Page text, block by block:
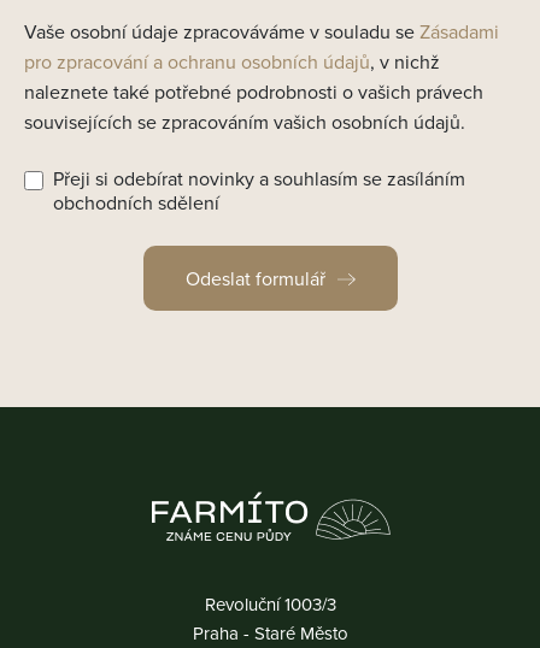
Vaše osobní údaje zpracováváme v souladu seZásadami
pro zpracování a ochranu osobních údajů, v nichž
naleznete také potřebné podrobnosti o vašich právech
souvisejících se zpracováním vašich osobních údajů.
Přeji si odebírat novinky a souhlasím se zasíláním
obchodních sdělení
Odeslat formulář
Revoluční 1003/3
Praha - Staré Město